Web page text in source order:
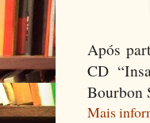
Após
CD
Bourbon
Mais